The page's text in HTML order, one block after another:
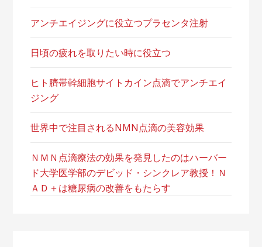
アンチエイジングに役立つプラセンタ注射
日頃の疲れを取りたい時に役立つ
ヒト臍帯幹細胞サイトカイン点滴でアンチエイ
ジング
世界中で注目されるNMN点滴の美容効果
ＮＭＮ点滴療法の効果を発見したのはハーバー
ド大学医学部のデビッド・シンクレア教授！Ｎ
ＡＤ＋は糖尿病の改善をもたらす